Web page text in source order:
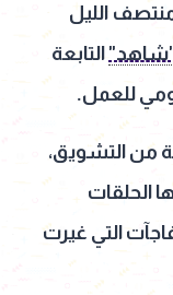
اليوم في تمام الساعة 12:00 منتصف الليل
التابعة
للعمل.
من التشويق،
الحلقات
التي غيرت